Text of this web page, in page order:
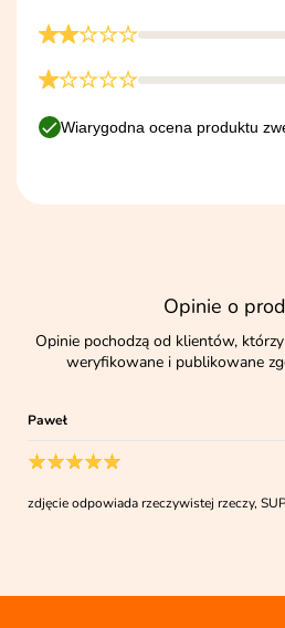
Wiarygodna ocena produktu
Opinie o
Opinie pochodzą od klientów,
weryfikowane i publikowane
Paweł
zdjęcie odpowiada rzeczywistej rzeczy,